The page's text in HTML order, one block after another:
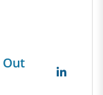
Out